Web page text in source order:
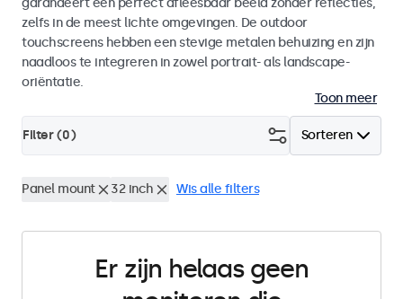
garandeert een perfect afleesbaar beeld zonder reflecties,
zelfs in de meest lichte omgevingen. De outdoor
touchscreens hebben een stevige metalen behuizing en zijn
naadloos te integreren in zowel portrait- als landscape-
oriëntatie.
Toon meer
Sorteren
Filter (0)
Panel mount 32 inch Wis alle filters
Er zijn helaas geen